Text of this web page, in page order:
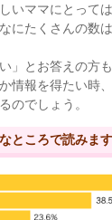
いママにとって
にたくさんの数
」とお答えの方
情報を得たい時
のでしょう。
ところで読みま